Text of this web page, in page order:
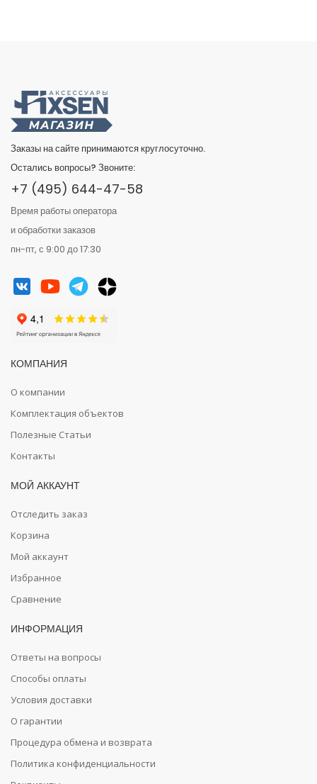
Заказы на сайте принимаются круглосуточно.
Остались вопросы? Звоните:
+7 (495) 644-47-58
Время работы оператора
и обработки заказов
пн-пт, с 9:00 до 17:30
КОМПАНИЯ
О компании
Комплектация объектов
Полезные Статьи
Контакты
МОЙ АККАУНТ
Отследить заказ
Корзина
Мой аккаунт
Избранное
Сравнение
ИНФОРМАЦИЯ
Ответы на вопросы
Способы оплаты
Условия доставки
О гарантии
Процедура обмена и возврата
Политика конфиденциальности